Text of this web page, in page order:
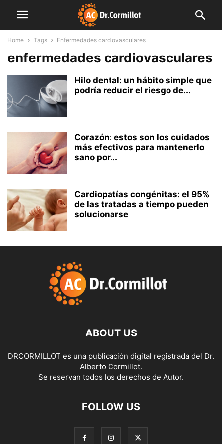
Home Tags Enfermedades cardiovasculares
enfermedades cardiovasculares
Hilo dental: un hábito simple que
podría reducir el riesgo de...
Corazón: estos son los cuidados
más efectivos para mantenerlo
sano por...
Cardiopatías congénitas: el 95%
de las tratadas a tiempo pueden
solucionarse
ABOUT US
DRCORMILLOT es una publicación digital registrada del Dr.
Alberto Cormillot.
Se reservan todos los derechos de Autor.
FOLLOW US